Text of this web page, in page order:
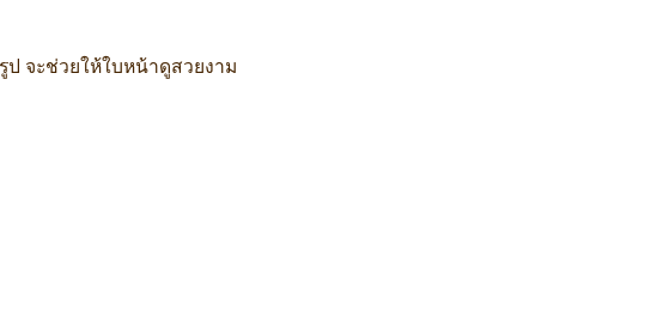
จะช่วยให้ใบหน้าดูสวยงาม